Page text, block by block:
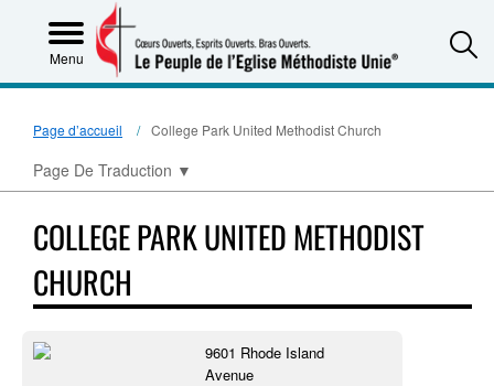
Menu
Page d’accueil College Park United Methodist Church
Page De Traduction ▼
COLLEGE PARK UNITED METHODIST
CHURCH
9601 Rhode Island
Avenue